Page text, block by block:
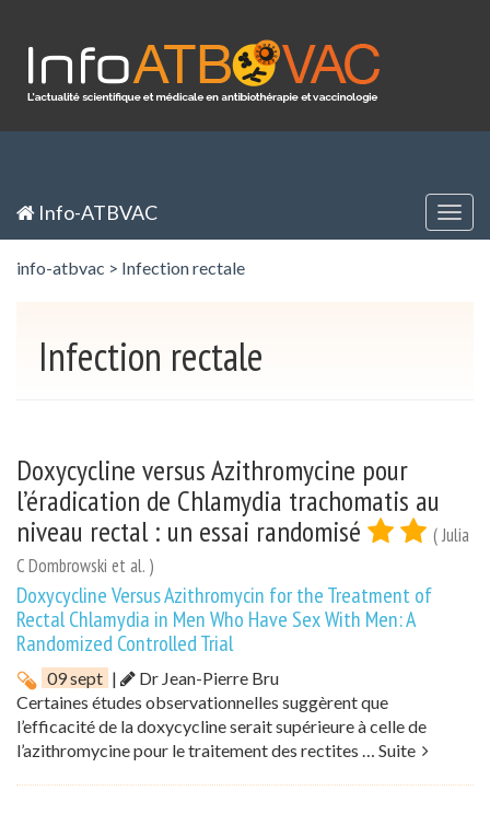
Info-ATBVAC
info-atbvac > Infection rectale
Infection rectale
Doxycycline versus Azithromycine pour
l’éradication de Chlamydia trachomatis au
niveau rectal : un essai randomisé
( Julia
C Dombrowski et al. )
Doxycycline Versus Azithromycin for the Treatment of
Rectal Chlamydia in Men Who Have Sex With Men: A
Randomized Controlled Trial
09 sept |
Dr Jean-Pierre Bru
Certaines études observationnelles suggèrent que
l’efficacité de la doxycycline serait supérieure à celle de
l’azithromycine pour le traitement des rectites … Suite